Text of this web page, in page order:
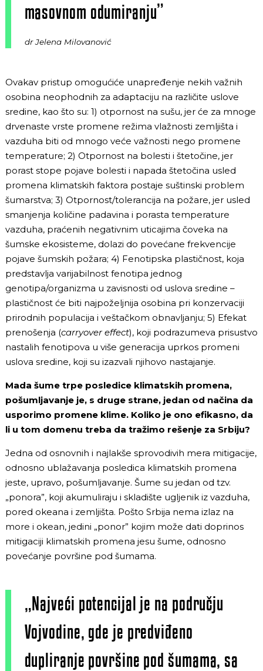
masovnom odumiranju”
dr Jelena Milovanović
Ovakav pristup omogućiće unapređenje nekih važnih
osobina neophodnih za adaptaciju na različite uslove
sredine, kao što su: 1) otpornost na sušu, jer će za mnoge
drvenaste vrste promene režima vlažnosti zemljišta i
vazduha biti od mnogo veće važnosti nego promene
temperature; 2) Otpornost na bolesti i štetočine, jer
porast stope pojave bolesti i napada štetočina usled
promena klimatskih faktora postaje suštinski problem
šumarstva; 3) Otpornost/tolerancija na požare, jer usled
smanjenja količine padavina i porasta temperature
vazduha, praćenih negativnim uticajima čoveka na
šumske ekosisteme, dolazi do povećane frekvencije
pojave šumskih požara; 4) Fenotipska plastičnost, koja
predstavlja varijabilnost fenotipa jednog
genotipa/organizma u zavisnosti od uslova sredine –
plastičnost će biti najpoželjnija osobina pri konzervaciji
prirodnih populacija i veštačkom obnavljanju; 5) Efekat
prenošenja (carryover effect), koji podrazumeva prisustvo
nastalih fenotipova u više generacija uprkos promeni
uslova sredine, koji su izazvali njihovo nastajanje.
Mada šume trpe posledice klimatskih promena,
pošumljavanje je, s druge strane, jedan od načina da
usporimo promene klime. Koliko je ono efikasno, da
li u tom domenu treba da tražimo rešenje za Srbiju?
Jedna od osnovnih i najlakše sprovodivih mera mitigacije,
odnosno ublažavanja posledica klimatskih promena
jeste, upravo, pošumljavanje. Šume su jedan od tzv.
„ponora”, koji akumuliraju i skladište ugljenik iz vazduha,
pored okeana i zemljišta. Pošto Srbija nema izlaz na
more i okean, jedini „ponor” kojim može dati doprinos
mitigaciji klimatskih promena jesu šume, odnosno
povećanje površine pod šumama.
„Najveći potencijal je na području
Vojvodine, gde je predviđeno
dupliranje površine pod šumama, sa